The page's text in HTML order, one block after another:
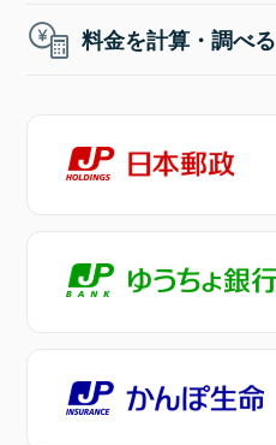
料金を計算・調べる